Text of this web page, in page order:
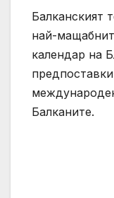
Балканският
най-
календар на
Балканите.